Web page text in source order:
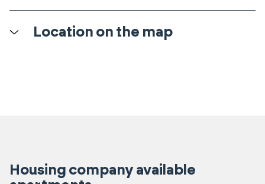
Location on the map
Housing company available